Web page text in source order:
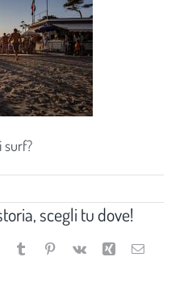
surf?
scegli tu dove!
TumblrPinterest
Vk Xing Email